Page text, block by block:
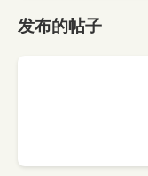
发布的帖子